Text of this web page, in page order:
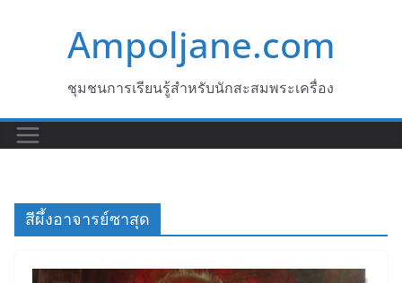
Ampoljane.com
ชุมชนการเรียนรู้สำหรับนักสะสมพระเครื่อง
สีผึ้งอาจารย์ซาสุด